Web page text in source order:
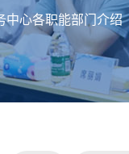
中心各职能部门介绍